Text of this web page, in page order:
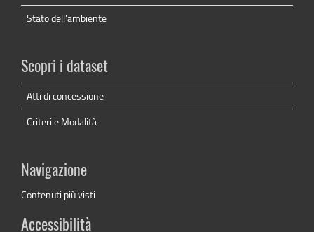
Stato dell'ambiente
Scopri i dataset
Atti di concessione
Criteri e Modalità
Navigazione
Contenuti più visti
Accessibilità